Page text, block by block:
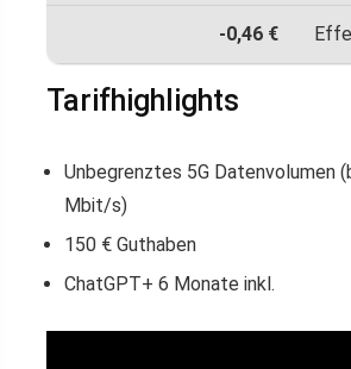
-0,46 €
Tarifhighlights
Unbegrenztes 5G Datenvolumen
Mbit/s)
150 € Guthaben
ChatGPT+ 6 Monate inkl.